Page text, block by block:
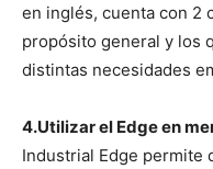
en inglés, cuenta con 2
propósito general y los
distintas necesidades
4.Utilizar el Edge en
Industrial Edge permite